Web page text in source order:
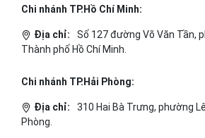
Trụ sở chính
Địa chỉ:
Số 01 phố Nguyễn Huy
Xuân, Thành phố Hà Nội.
Chi nhánh TP.Hồ Chí Minh:
Địa chỉ:
Số 127 đường Võ Văn Tần,
Thành phố Hồ Chí Minh.